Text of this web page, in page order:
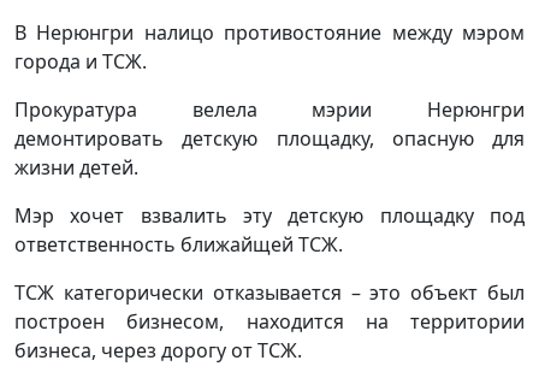
В Нерюнгри налицо противостояние между мэром
города и ТСЖ.
Прокуратура велела мэрии Нерюнгри
демонтировать детскую площадку, опасную для
жизни детей.
Мэр хочет взвалить эту детскую площадку под
ответственность ближайщей ТСЖ.
ТСЖ категорически отказывается – это объект был
построен бизнесом, находится на территории
бизнеса, через дорогу от ТСЖ.